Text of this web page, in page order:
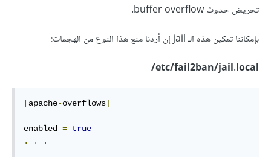
تحريض حدوث buffer overflow.
بإمكاننا تمكين هذه الـ jail إن أردنا منع هذا النوع من الهجمات:
etc/fail2ban/jail.local/
[apache-overflows]
enabled = true
.
. .